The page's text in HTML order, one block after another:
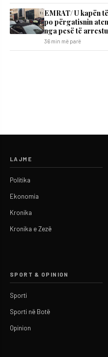
EMRAT/ U kapën
po përgatisnin
nga pesë të
36 min më parë
LAJME
Politika
Ekonomia
Kronika
Kronika e Zezë
SPORT & OPINION
Sporti
Sporti në Botë
Opinion